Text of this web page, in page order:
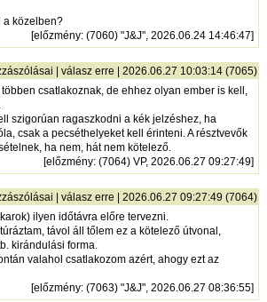
a közelben?
[előzmény: (7060) "J&J", 2026.06.24 14:46:47]
|válasz erre | 2026.06.27 10:03:14 (7065)
csatlakoznak, de ehhez olyan ember is kell,
szigorúan ragaszkodni a kék jelzéshez, ha
csak a pecséthelyeket kell érinteni. A résztvevők
ha nem, hát nem kötelező.
[előzmény: (7064) VP, 2026.06.27 09:27:49]
|válasz erre | 2026.06.27 09:27:49 (7064)
ilyen időtávra előre tervezni.
távol áll tőlem ez a kötelező útvonal,
kirándulási forma.
valahol csatlakozom azért, ahogy ezt az
[előzmény: (7063) "J&J", 2026.06.27 08:36:55]